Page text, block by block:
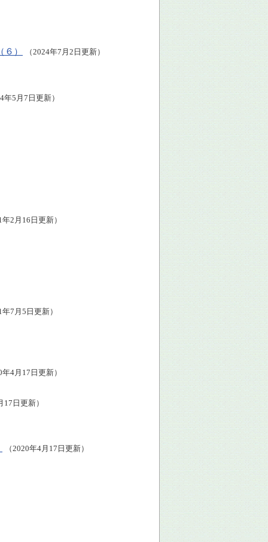
） （2024年7月2日更新）
年5月7日更新）
2月16日更新）
7月5日更新）
4月17日更新）
日更新）
（2020年4月17日更新）